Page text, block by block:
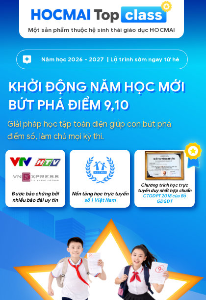
Giải pháp học tập toàn diện giúp con bứt phá
điểm số, làm chủ mọi kỳ thi.
Một sản phẩm thuộc hệ sinh thái giáo dục HOCMAI
KHỞI ĐỘNG NĂM HỌC MỚI
BỨT PHÁ ĐIỂM 9,10
Năm học 2026 - 2027 | Lộ trình sớm ngay từ hè
Được bảo chứng bởi
nhiều báo đài uy tín
Nền tảng học trực tuyến
số 1 Việt Nam
Chương trình học trực
tuyến duy nhất hợp chuẩn
CTGDPT 2018 của Bộ
GD&ĐT